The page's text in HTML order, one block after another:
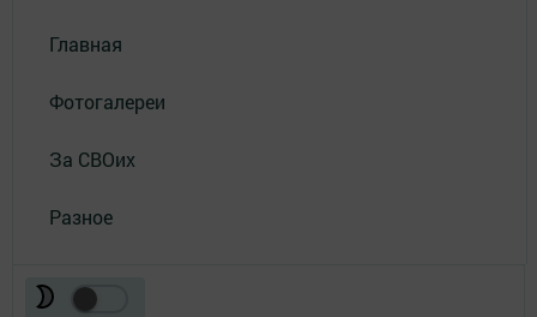
Главная
Фотогалереи
За СВОих
Разное